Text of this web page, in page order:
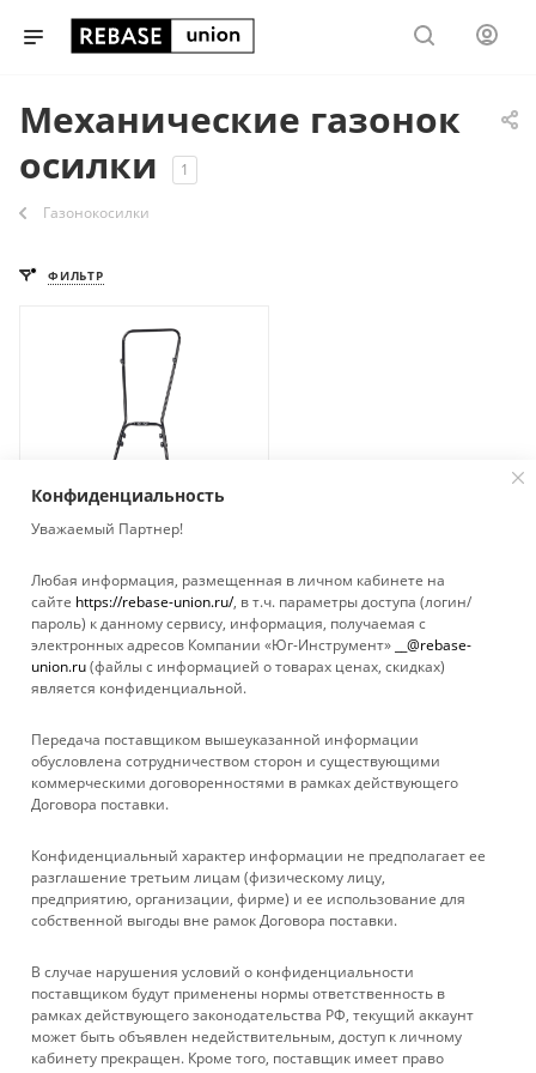
Механические газонок
осилки
1
Газонокосилки
ФИЛЬТР
Газонокосилка
CHAMPION MM 4026
ручная механическая
Нет в наличии
КАТАЛОГ
УСЛУГИ
БРЕНДЫ
КОМПАНИЯ
ИНФОРМАЦИЯ
Конфиденциальность
Уважаемый Партнер!
Любая информация, размещенная в личном кабинете на
сайте https://rebase-union.ru/, в т.ч. параметры доступа (логин/
пароль) к данному сервису, информация, получаемая с
электронных адресов Компании «Юг-Инструмент»
__@rebase-
union.ru(файлы с информацией о товарах ценах, скидках)
является конфиденциальной.
Передача поставщиком вышеуказанной информации
обусловлена сотрудничеством сторон и существующими
коммерческими договоренностями в рамках действующего
Договора поставки.
Конфиденциальный характер информации не предполагает ее
разглашение третьим лицам (физическому лицу,
предприятию, организации, фирме) и ее использование для
собственной выгоды вне рамок Договора поставки.
В случае нарушения условий о конфиденциальности
поставщиком будут применены нормы ответственность в
рамках действующего законодательства РФ, текущий аккаунт
может быть объявлен недействительным, доступ к личному
кабинету прекращен. Кроме того, поставщик имеет право